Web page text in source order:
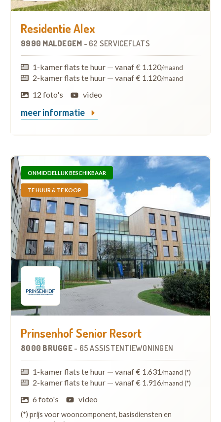
Residentie Alex
9990 MALDEGEM - 62 SERVICEFLATS
1-kamer flats te huur — vanaf € 1.120/maand
2-kamer flats te huur — vanaf € 1.120/maand
12 foto's video
meer informatie
ONMIDDELLIJK BESCHIKBAAR
TE HUUR & TE KOOP
Prinsenhof Senior Resort
8000 BRUGGE - 65 ASSISTENTIEWONINGEN
1-kamer flats te huur — vanaf € 1.631/maand (*)
2-kamer flats te huur — vanaf € 1.916/maand (*)
6 foto's video
(*) prijs voor wooncomponent, basisdiensten en